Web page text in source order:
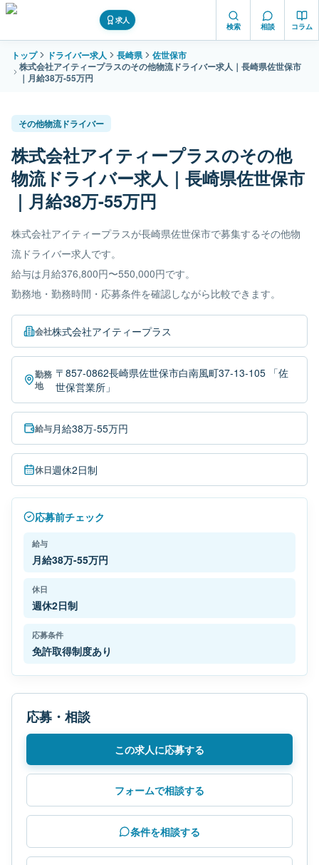
求人
検索 相談 コラム
トップ ドライバー求人 長崎県
佐世保市
株式会社アイティープラスのその他物流ドライバー求人｜長崎県佐世保市
｜月給38万-55万円
その他物流ドライバー
株式会社アイティープラスのその他
物流ドライバー求人｜長崎県佐世保市
｜月給38万-55万円
株式会社アイティープラスが長崎県佐世保市で募集するその他物
流ドライバー求人です。
給与は月給376,800円〜550,000円です。
勤務地・勤務時間・応募条件を確認しながら比較できます。
会社株式会社アイティープラス
勤務
地
〒857-0862長崎県佐世保市白南風町37-13-105 「佐
世保営業所」
給与月給38万-55万円
休日週休2日制
応募前チェック
給与
月給38万-55万円
休日
週休2日制
応募条件
免許取得制度あり
応募・相談
この求人に応募する
フォームで相談する
条件を相談する